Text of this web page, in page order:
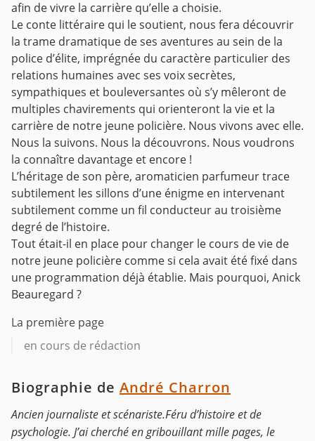
afin de vivre la carrière qu’elle a choisie.
Le conte littéraire qui le soutient, nous fera découvrir
la trame dramatique de ses aventures au sein de la
police d’élite, imprégnée du caractère particulier des
relations humaines avec ses voix secrètes,
sympathiques et bouleversantes où s’y mêleront de
multiples chavirements qui orienteront la vie et la
carrière de notre jeune policière. Nous vivons avec elle.
Nous la suivons. Nous la découvrons. Nous voudrons
la connaître davantage et encore !
L’héritage de son père, aromaticien parfumeur trace
subtilement les sillons d’une énigme en intervenant
subtilement comme un fil conducteur au troisième
degré de l’histoire.
Tout était-il en place pour changer le cours de vie de
notre jeune policière comme si cela avait été fixé dans
une programmation déjà établie. Mais pourquoi, Anick
Beauregard ?
La première page
en cours de rédaction
Biographie de André Charron
Ancien journaliste et scénariste.Féru d’histoire et de
psychologie. J’ai cherché en gribouillant mille pages, le